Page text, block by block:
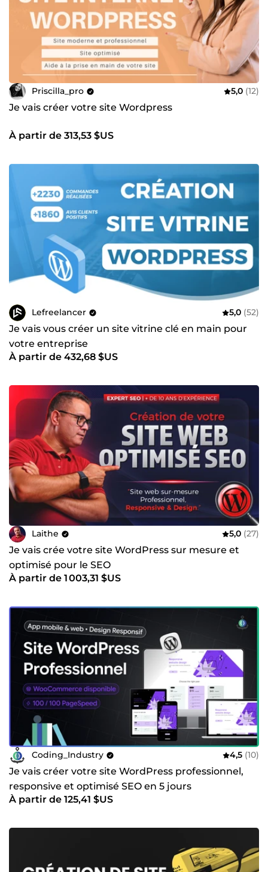
Priscilla_pro 5,0 (12)
Je vais créer votre site Wordpress
À partir de 313,53 $US
Lefreelancer 5,0 (52)
Je vais vous créer un site vitrine clé en main pour
votre entreprise
À partir de 432,68 $US
Laithe 5,0 (27)
Je vais crée votre site WordPress sur mesure et
optimisé pour le SEO
À partir de 1 003,31 $US
Coding_Industry 4,5 (10)
Je vais créer votre site WordPress professionnel,
responsive et optimisé SEO en 5 jours
À partir de 125,41 $US